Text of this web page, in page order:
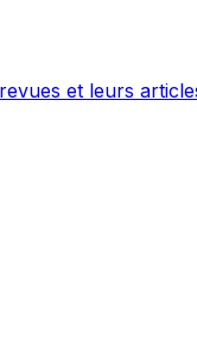
et leurs